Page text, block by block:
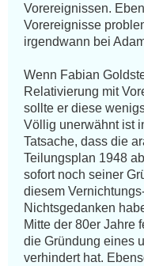
Vorereignissen.
Vorereignisse
irgendwann bei
Wenn Fabian
Relativierung mit
sollte er diese
Völlig unerwähnt ist
Tatsache, dass die
Teilungsplan 1948
sofort noch seiner
diesem
Nichtsgedanken
Mitte der 80er Jahre
die Gründung eines
verhindert hat.